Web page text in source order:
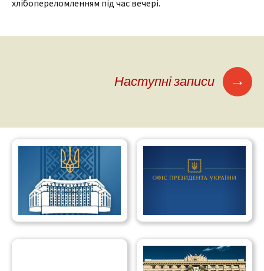
хлібопереломленням під час вечері.
Навігація по
публікаціям
Наступні записи →